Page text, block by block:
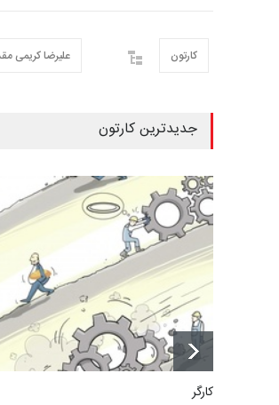
علیرضا کریمی کارتون
جدیدترین کارتون
کارگر